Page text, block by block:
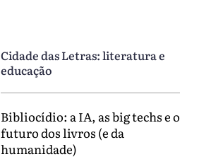
Cidade das Letras: literatura e
educação
Bibliocídio: a IA, as big techs e o
futuro dos livros (e da
humanidade)